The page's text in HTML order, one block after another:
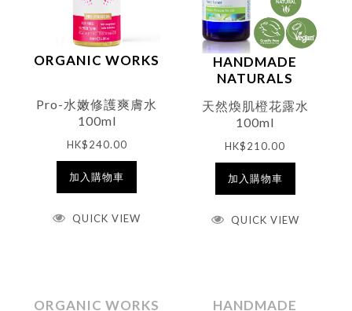
ORGANIC WORKS
Pro-水嫩修護爽膚水
100ml
HK$240.00
加入購物車
QUICK VIEW
HANDMADE
NATURALS
天然煥肌橙花露水
100ml
HK$210.00
加入購物車
QUICK VIEW
ORGANIC WORKS
HANDMADE